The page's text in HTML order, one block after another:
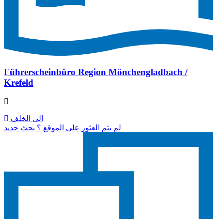
Führerscheinbüro Region Mönchengladbach /
Krefeld
الى الخلف
لم يتم العثور على الموقع ؟ بحث جديد